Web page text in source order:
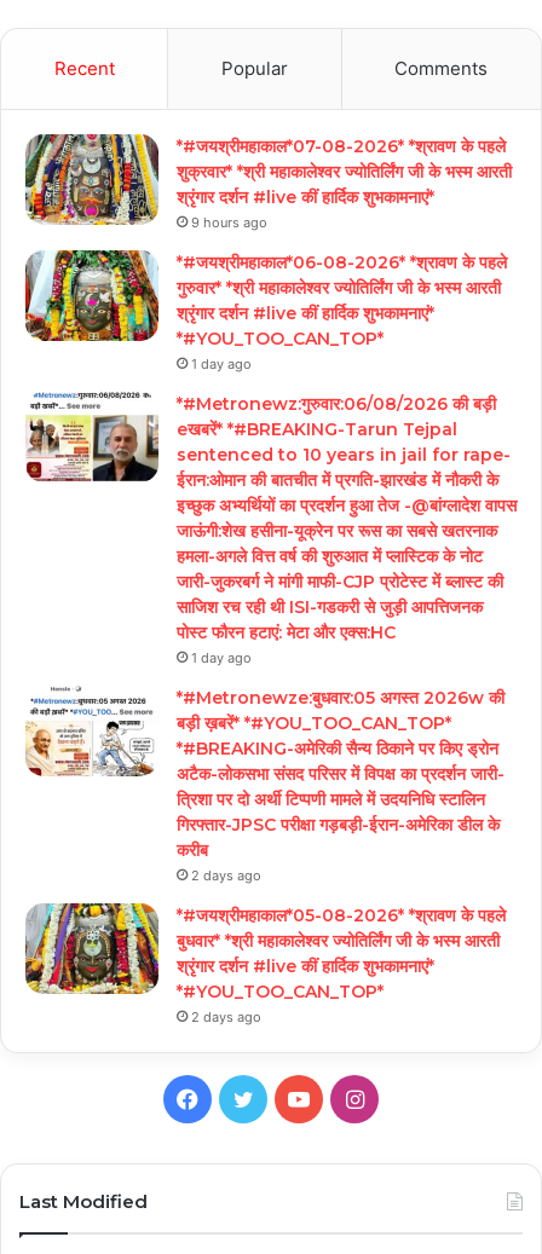
Recent Popular Comments
*#जयश्रीमहाकाल*07-08-2026* *श्रावण के पहले
शुक्रवार* *श्री महाकालेश्वर ज्योतिर्लिंग जी के भस्म आरती
श्रृंगार दर्शन #live कीं हार्दिक शुभकामनाएं*
9 hours ago
*#जयश्रीमहाकाल*06-08-2026* *श्रावण के पहले
गुरुवार* *श्री महाकालेश्वर ज्योतिर्लिंग जी के भस्म आरती
श्रृंगार दर्शन #live कीं हार्दिक शुभकामनाएं*
*#YOU_TOO_CAN_TOP*
1 day ago
*#Metronewz:गुरुवार:06/08/2026 की बड़ी
eखबरें* *#BREAKING-Tarun Tejpal
sentenced to 10 years in jail for rape-
ईरान:ओमान की बातचीत में प्रगति-झारखंड में नौकरी के
इच्छुक अभ्यर्थियों का प्रदर्शन हुआ तेज -@बांग्लादेश वापस
जाऊंगी:शेख हसीना-यूक्रेन पर रूस का सबसे खतरनाक
हमला-अगले वित्त वर्ष की शुरुआत में प्लास्टिक के नोट
जारी-जुकरबर्ग ने मांगी माफी-CJP प्रोटेस्ट में ब्लास्ट की
साजिश रच रही थी ISI-गडकरी से जुड़ी आपत्तिजनक
पोस्ट फौरन हटाएं: मेटा और एक्स:HC
1 day ago
*#Metronewze:बुधवार:05 अगस्त 2026w की
बड़ी ख़बरें* *#YOU_TOO_CAN_TOP*
*#BREAKING-अमेरिकी सैन्य ठिकाने पर किए ड्रोन
अटैक-लोकसभा संसद परिसर में विपक्ष का प्रदर्शन जारी-
त्रिशा पर दो अर्थी टिप्पणी मामले में उदयनिधि स्टालिन
गिरफ्तार-JPSC परीक्षा गड़बड़ी-ईरान-अमेरिका डील के
करीब
2 days ago
*#जयश्रीमहाकाल*05-08-2026* *श्रावण के पहले
बुधवार* *श्री महाकालेश्वर ज्योतिर्लिंग जी के भस्म आरती
श्रृंगार दर्शन #live कीं हार्दिक शुभकामनाएं*
*#YOU_TOO_CAN_TOP*
2 days ago
Facebook
TwitterYouTubeInstagram
Last Modified